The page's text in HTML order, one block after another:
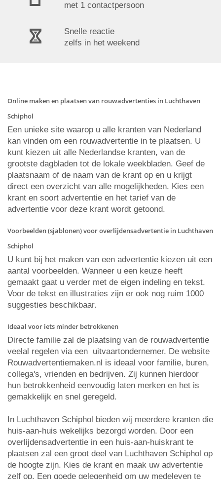
met 1 contactpersoon
Snelle reactie
zelfs in het weekend
Online maken en plaatsen van rouwadvertenties in Luchthaven
Schiphol
Een unieke site waarop u alle kranten van Nederland
kan vinden om een rouwadvertentie in te plaatsen. U
kunt kiezen uit alle Nederlandse kranten, van de
grootste dagbladen tot de lokale weekbladen. Geef de
plaatsnaam of de naam van de krant op en u krijgt
direct een overzicht van alle mogelijkheden. Kies een
krant en soort advertentie en het tarief van de
advertentie voor deze krant wordt getoond.
Voorbeelden (sjablonen) voor overlijdensadvertentie in Luchthaven
Schiphol
U kunt bij het maken van een advertentie kiezen uit een
aantal voorbeelden. Wanneer u een keuze heeft
gemaakt gaat u verder met de eigen indeling en tekst.
Voor de tekst en illustraties zijn er ook nog ruim 1000
suggesties beschikbaar.
Ideaal voor iets minder betrokkenen
Directe familie zal de plaatsing van de rouwadvertentie
veelal regelen via een uitvaartondernemer. De website
Rouwadvertentiemaken.nl is ideaal voor familie, buren,
collega's, vrienden en bedrijven. Zij kunnen hierdoor
hun betrokkenheid eenvoudig laten merken en het is
gemakkelijk en snel geregeld.
In Luchthaven Schiphol bieden wij meerdere kranten die
huis-aan-huis wekelijks bezorgd worden. Door een
overlijdensadvertentie in een huis-aan-huiskrant te
plaatsen zal een groot deel van Luchthaven Schiphol op
de hoogte zijn. Kies de krant en maak uw advertentie
zelf op. Een goede gelegenheid om uw medeleven te